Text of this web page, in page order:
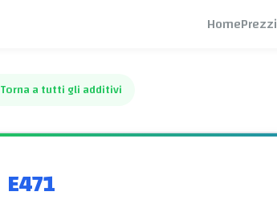
HomePrezzi
Torna a tutti gli additivi
E471